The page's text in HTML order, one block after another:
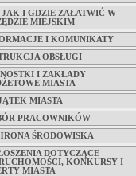
JAK I GDZIE ZAŁATWIĆ W
MIEJSKIM
I KOMUNIKATY
OBSŁUGI
I ZAKŁADY
MIASTA
MIASTA
PRACOWNIKÓW
ŚRODOWISKA
DOTYCZĄCE
KONKURSY I
MIASTA